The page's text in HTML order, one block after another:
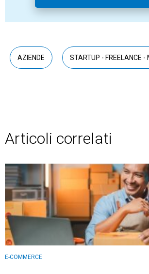
AZIENDE STARTUP - FREELANCE -
Articoli correlati
E-COMMERCE